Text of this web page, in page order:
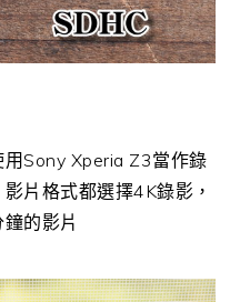
Sony Xperia Z3當作錄
片格式都選擇4K錄影，
的影片